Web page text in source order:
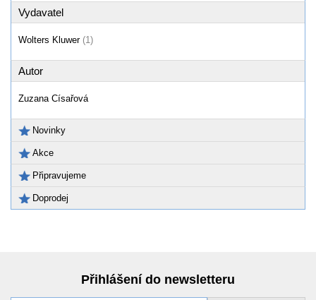
Vydavatel
Wolters Kluwer (1)
Autor
Zuzana Císařová
Novinky
Akce
Připravujeme
Doprodej
Přihlášení do newsletteru